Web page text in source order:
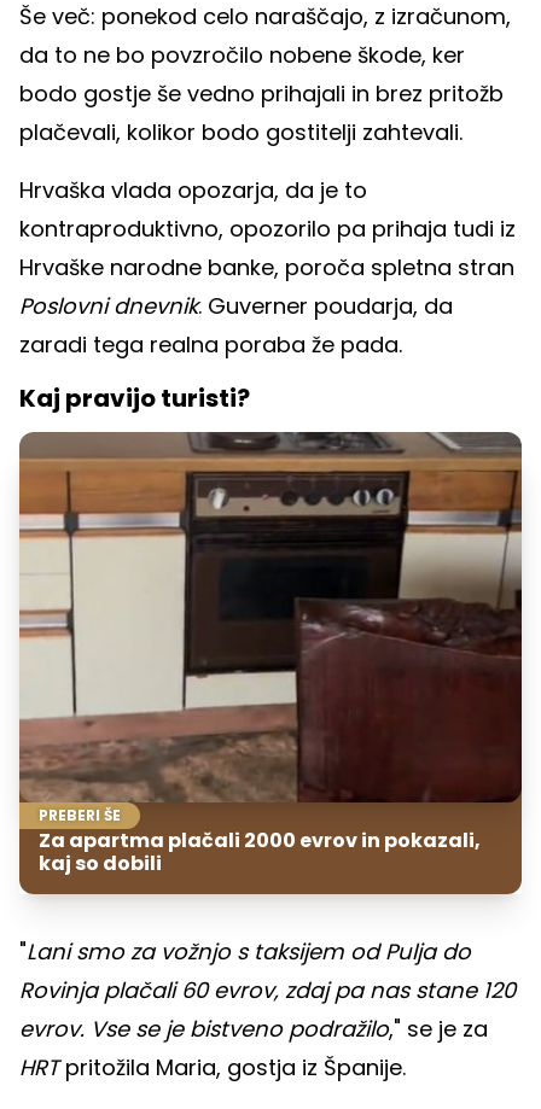
Še več: ponekod celo naraščajo, z izračunom,
da to ne bo povzročilo nobene škode, ker
bodo gostje še vedno prihajali in brez pritožb
plačevali, kolikor bodo gostitelji zahtevali.
Hrvaška vlada opozarja, da je to
kontraproduktivno, opozorilo pa prihaja tudi iz
Hrvaške narodne banke, poroča spletna stran
Poslovni dnevnik. Guverner poudarja, da
zaradi tega realna poraba že pada.
Kaj pravijo turisti?
PREBERI ŠE
Za apartma plačali 2000 evrov in pokazali,
kaj so dobili
"Lani smo za vožnjo s taksijem od Pulja do
Rovinja plačali 60 evrov, zdaj pa nas stane 120
evrov. Vse se je bistveno podražilo," se je za
HRTpritožila Maria, gostja iz Španije.